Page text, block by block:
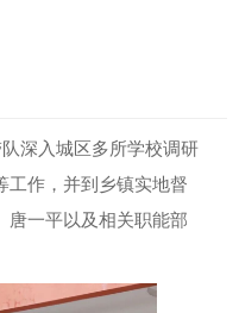
深入城区多所学校调研
工作，并到乡镇实地督
唐一平以及相关职能部